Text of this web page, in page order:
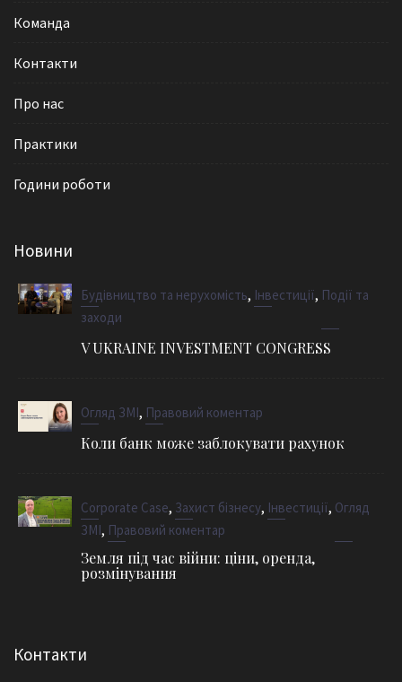
Команда
Контакти
Про нас
Практики
Години роботи
Новини
Будівництво та нерухомість, Інвестиції, Події та
заходи
V UKRAINE INVESTMENT CONGRESS
Огляд ЗМІ, Правовий коментар
Коли банк може заблокувати рахунок
Corporate Case, Захист бізнесу, Інвестиції, Огляд
ЗМІ, Правовий коментар
Земля під час війни: ціни, оренда,
розмінування
Контакти